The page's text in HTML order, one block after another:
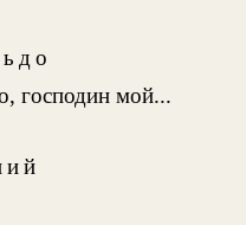
господин мой...